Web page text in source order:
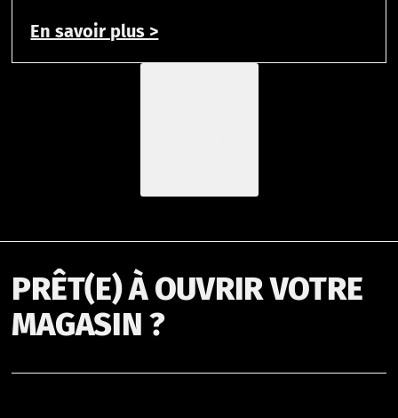
En savoir plus >
PRÊT(E) À OUVRIR VOTRE
MAGASIN ?